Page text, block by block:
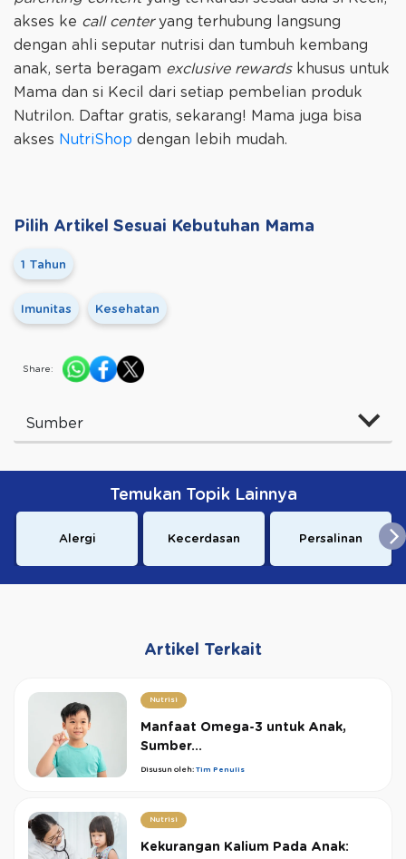
akses ke call centeryang terhubung langsung
dengan ahli seputar nutrisi dan tumbuh kembang
anak, serta beragam exclusive rewardskhusus untuk
Mama dan si Kecil dari setiap pembelian produk
Nutrilon. Daftar gratis, sekarang! Mama juga bisa
akses NutriShop dengan lebih mudah.
Pilih Artikel Sesuai Kebutuhan Mama
1 Tahun
Imunitas Kesehatan
Share:
Sumber
Temukan Topik Lainnya
Alergi Kecerdasan Persalinan
Artikel Terkait
Nutrisi
Manfaat Omega-3 untuk Anak,
Sumber...
Disusun oleh: Tim Penulis
Nutrisi
Kekurangan Kalium Pada Anak: